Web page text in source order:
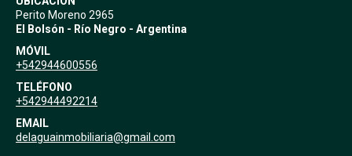
Perito Moreno 2965
El Bolsón - Río Negro - Argentina
MÓVIL
+542944600556
TELÉFONO
+542944492214
EMAIL
delaguainmobiliaria@gmail.com